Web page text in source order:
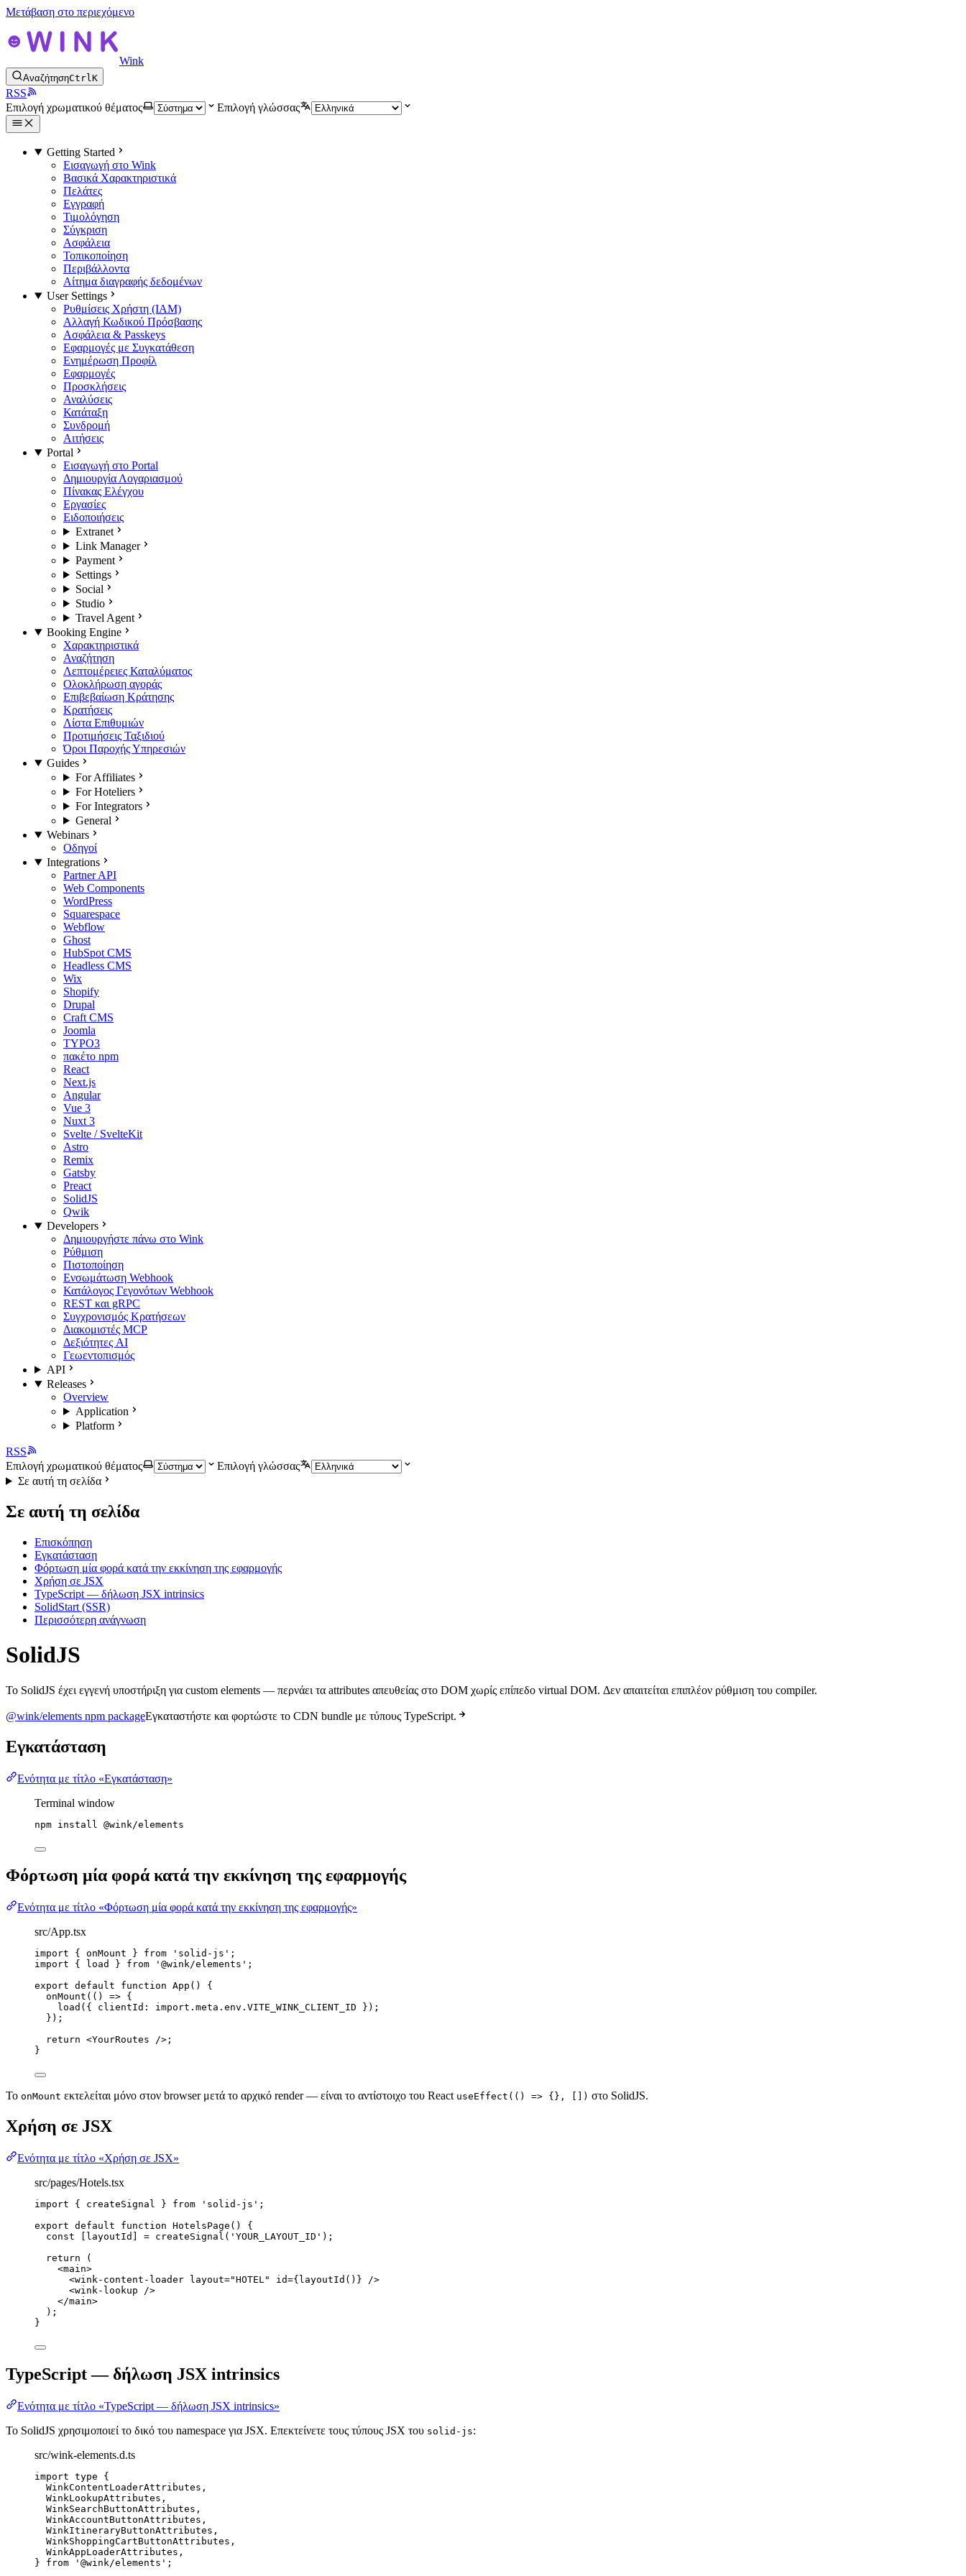
Μετάβαση στο περιεχόμενο
Wink
ΑναζήτησηCtrlK
RSS
Επιλογή χρωματικού θέματος
Επιλογή γλώσσας
Getting Started
Εισαγωγή στο Wink
Βασικά Χαρακτηριστικά
Πελάτες
Εγγραφή
Τιμολόγηση
Σύγκριση
Ασφάλεια
Τοπικοποίηση
Περιβάλλοντα
Αίτημα διαγραφής δεδομένων
User Settings
Ρυθμίσεις Χρήστη (IAM)
Αλλαγή Κωδικού Πρόσβασης
Ασφάλεια & Passkeys
Εφαρμογές με Συγκατάθεση
Ενημέρωση Προφίλ
Εφαρμογές
Προσκλήσεις
Αναλύσεις
Κατάταξη
Συνδρομή
Αιτήσεις
Portal
Εισαγωγή στο Portal
Δημιουργία Λογαριασμού
Πίνακας Ελέγχου
Εργασίες
Ειδοποιήσεις
Extranet
Link Manager
Payment
Settings
Social
Studio
Travel Agent
Booking Engine
Χαρακτηριστικά
Αναζήτηση
Λεπτομέρειες Καταλύματος
Ολοκλήρωση αγοράς
Επιβεβαίωση Κράτησης
Κρατήσεις
Λίστα Επιθυμιών
Προτιμήσεις Ταξιδιού
Όροι Παροχής Υπηρεσιών
Guides
For Affiliates
For Hoteliers
For Integrators
General
Webinars
Οδηγοί
Integrations
Partner API
Web Components
WordPress
Squarespace
Webflow
Ghost
HubSpot CMS
Headless CMS
Wix
Shopify
Drupal
Craft CMS
Joomla
TYPO3
πακέτο npm
React
Next.js
Angular
Vue 3
Nuxt 3
Svelte / SvelteKit
Astro
Remix
Gatsby
Preact
SolidJS
Qwik
Developers
Δημιουργήστε πάνω στο Wink
Ρύθμιση
Πιστοποίηση
Ενσωμάτωση Webhook
Κατάλογος Γεγονότων Webhook
REST και gRPC
Συγχρονισμός Κρατήσεων
Διακομιστές MCP
Δεξιότητες AI
Γεωεντοπισμός
API
Releases
Overview
Application
Platform
RSS
Επιλογή χρωματικού θέματος
Επιλογή γλώσσας
Σε αυτή τη σελίδα
Σε αυτή τη σελίδα
Επισκόπηση
Εγκατάσταση
Φόρτωση μία φορά κατά την εκκίνηση της εφαρμογής
Χρήση σε JSX
TypeScript — δήλωση JSX intrinsics
SolidStart (SSR)
Περισσότερη ανάγνωση
SolidJS
Το SolidJS έχει εγγενή υποστήριξη για custom elements — περνάει τα attributes απευθείας στο DOM χωρίς επίπεδο virtual DOM. Δεν απαιτείται επιπλέον ρύθμιση του compiler.
@wink/elements npm packageΕγκαταστήστε και φορτώστε το CDN bundle με τύπους TypeScript.
Εγκατάσταση
Ενότητα με τίτλο «Εγκατάσταση»
Terminal window
npm install @wink/elements
Φόρτωση μία φορά κατά την εκκίνηση της εφαρμογής
Ενότητα με τίτλο «Φόρτωση μία φορά κατά την εκκίνηση της εφαρμογής»
src/App.tsx
import { onMount } from ' solid-js ' ;
import { load } from ' @wink/elements ' ;
export default function App ()
{
onMount ( () => {
load ({ clientId: import. meta . env . VITE_WINK_CLIENT_ID });
});
return <YourRoutes /> ;
}
Το onMount εκτελείται μόνο στον browser μετά το αρχικό render — είναι το αντίστοιχο του React useEffect(() => {}, []) στο SolidJS.
Χρήση σε JSX
Ενότητα με τίτλο «Χρήση σε JSX»
src/pages/Hotels.tsx
import { createSignal } from ' solid-js ' ;
export default function HotelsPage ()
{
const [
layoutId ] = createSignal ( ' YOUR_LAYOUT_ID ' );
return (
<main>
<wink-content-loader layout="HOTEL" id={ layoutId () } />
<wink-lookup />
</main>
);
}
TypeScript — δήλωση JSX intrinsics
Ενότητα με τίτλο «TypeScript — δήλωση JSX intrinsics»
Το SolidJS χρησιμοποιεί το δικό του namespace για JSX. Επεκτείνετε τους τύπους JSX του solid-js:
src/wink-elements.d.ts
import type {
WinkContentLoaderAttributes,
WinkLookupAttributes,
WinkSearchButtonAttributes,
WinkAccountButtonAttributes,
WinkItineraryButtonAttributes,
WinkShoppingCartButtonAttributes,
WinkAppLoaderAttributes,
} from ' @wink/elements ' ;